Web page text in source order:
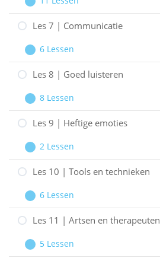
Ongewenst
gedrag
Uitbreiden
Les
6
Omgaan
met:
Les 7 | Communicatie
Uitbreiden
Les
7
Communicatie
6 Lessen
Les 8 | Goed luisteren
Uitbreiden
Les
8
Goed
luisteren
8 Lessen
Les 9 | Heftige emoties
Uitbreiden
Les
9
Heftige
emoties
2 Lessen
Les 10 | Tools en technieken
Uitbreiden
Les
10
Tools
6 Lessen
Les 11 | Artsen en therapeuten
Uitbreiden
Les
5 Lessen